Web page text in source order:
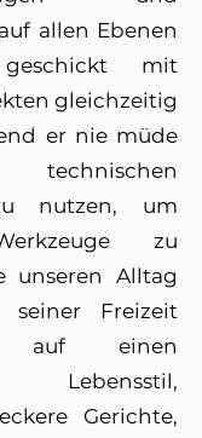
allen Ebenen
mit
gleichzeitig
er nie müde
nutzen, um
zu
unseren Alltag
seiner Freizeit
auf einen
Lebensstil,
Gerichte,